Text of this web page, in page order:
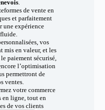
.
de vente en
et parfaitement
une expérience
vos
mis en valeur, et les
paiement sécurisé,
l’optimisation
permettront de
ventes.
votre commerce
en ligne, tout en
de vos clients